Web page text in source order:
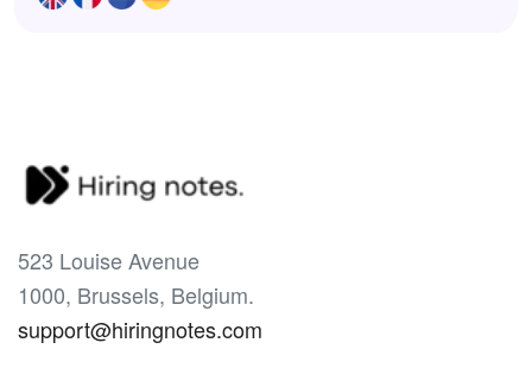
523 Louise Avenue
1000, Brussels, Belgium.
support@hiringnotes.com